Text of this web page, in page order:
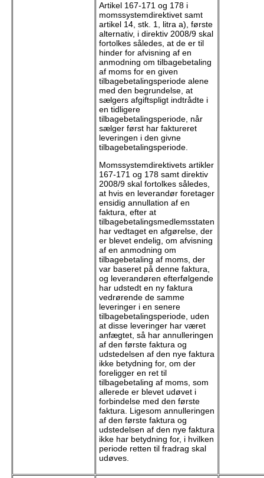
Artikel 167-171 og 178 i
momssystemdirektivet samt
artikel 14, stk. 1, litra a), første
alternativ, i direktiv 2008/9 skal
fortolkes således, at de er til
hinder for afvisning af en
anmodning om tilbagebetaling
af moms for en given
tilbagebetalingsperiode alene
med den begrundelse, at
sælgers afgiftspligt indtrådte i
en tidligere
tilbagebetalingsperiode, når
sælger først har faktureret
leveringen i den givne
tilbagebetalingsperiode.
Momssystemdirektivets artikler
167-171 og 178 samt direktiv
2008/9 skal fortolkes således,
at hvis en leverandør foretager
ensidig annullation af en
faktura, efter at
tilbagebetalingsmedlemsstaten
har vedtaget en afgørelse, der
er blevet endelig, om afvisning
af en anmodning om
tilbagebetaling af moms, der
var baseret på denne faktura,
og leverandøren efterfølgende
har udstedt en ny faktura
vedrørende de samme
leveringer i en senere
tilbagebetalingsperiode, uden
at disse leveringer har været
anfægtet, så har annulleringen
af den første faktura og
udstedelsen af den nye faktura
ikke betydning for, om der
foreligger en ret til
tilbagebetaling af moms, som
allerede er blevet udøvet i
forbindelse med den første
faktura. Ligesom annulleringen
af den første faktura og
udstedelsen af den nye faktura
ikke har betydning for, i hvilken
periode retten til fradrag skal
udøves.